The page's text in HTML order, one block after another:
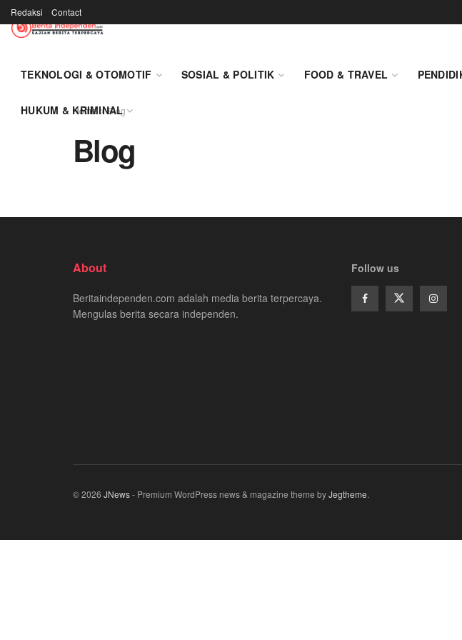
Redaksi Contact
TEKNOLOGI & OTOMOTIF SOSIAL & POLITIK FOOD & TRAVEL
HUKUM & KRIMINAL
Home Blog
Blog
About
Beritaindependen.com adalah media berita terpercaya.
Mengulas berita secara independen.
Follow us
© 2026 JNews- Premium WordPress news & magazine theme byJegtheme.